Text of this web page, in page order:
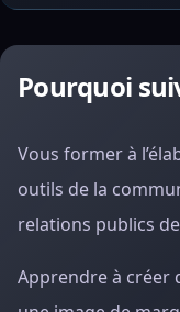
Pourquoi
Vous former à
outils de la
relations publics
Apprendre à créer